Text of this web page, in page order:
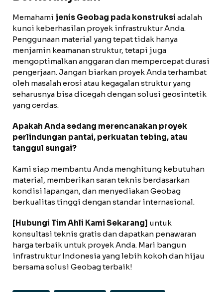
Memahami jenis Geobag pada konstruksi adalah
kunci keberhasilan proyek infrastruktur Anda.
Penggunaan material yang tepat tidak hanya
menjamin keamanan struktur, tetapi juga
mengoptimalkan anggaran dan mempercepat durasi
pengerjaan. Jangan biarkan proyek Anda terhambat
oleh masalah erosi atau kegagalan struktur yang
seharusnya bisa dicegah dengan solusi geosintetik
yang cerdas.
Apakah Anda sedang merencanakan proyek
perlindungan pantai, perkuatan tebing, atau
tanggul sungai?
Kami siap membantu Anda menghitung kebutuhan
material, memberikan saran teknis berdasarkan
kondisi lapangan, dan menyediakan Geobag
berkualitas tinggi dengan standar internasional.
[Hubungi Tim Ahli Kami Sekarang] untuk
konsultasi teknis gratis dan dapatkan penawaran
harga terbaik untuk proyek Anda. Mari bangun
infrastruktur Indonesia yang lebih kokoh dan hijau
bersama solusi Geobag terbaik!